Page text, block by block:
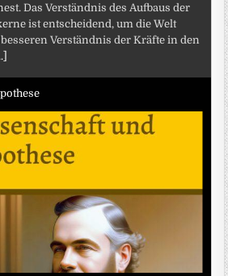
Das Verständnis des Aufbaus der
ist entscheidend, um die Welt
Verständnis der Kräfte in den